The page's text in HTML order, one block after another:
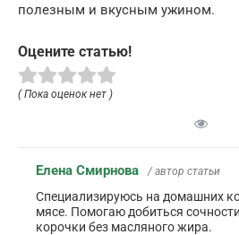
полезным и вкусным ужином.
Оцените статью!
( Пока оценок нет )
Елена Смирнова / автор статьи
Специализируюсь на домашних
мясе. Помогаю добиться
корочки без масляного жира.